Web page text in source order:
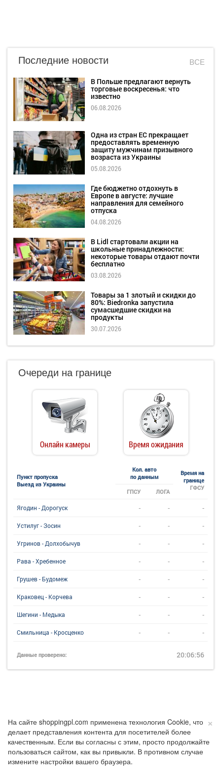
Последние новости ВСЕ
В Польше предлагают вернуть
торговые воскресенья: что
известно
06.08.2026
Одна из стран ЕС прекращает
предоставлять временную
защиту мужчинам призывного
возраста из Украины
05.08.2026
Где бюджетно отдохнуть в
Европе в августе: лучшие
направления для семейного
отпуска
04.08.2026
В Lidl стартовали акции на
школьные принадлежности:
некоторые товары отдают почти
бесплатно
03.08.2026
Товары за 1 злотый и скидки до
80%: Biedronka запустила
сумасшедшие скидки на
продукты
30.07.2026
Очереди на границе
Онлайн камеры Время ожидания
Пункт пропуска
Выезд из Украины
Кол. авто
по данным
Время на
границе
ГФСУ
ГПСУ ЛОГА
Ягодин - Дорогуск - - -
Устилуг - Зосин - - -
Угринов - Долхобычув - - -
Рава - Хребенное - - -
Грушев - Будомеж - - -
Краковец - Корчева - - -
Шегини - Медыка - - -
Смильница - Кросценко - - -
Данные проверено: 20:06:56
×
На сайте shoppingpl.com применена технология Cookie, что
делает представления контента для посетителей более
качественным. Если вы согласны с этим, просто продолжайте
пользоваться сайтом, как вы привыкли. В противном случае
измените настройки вашего браузера.